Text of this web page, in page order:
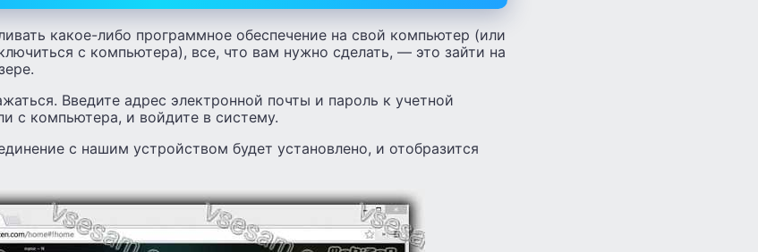
какое-либо программное обеспечение на свой компьютер (или
с компьютера), все, что вам нужно сделать, — это зайти на
Введите адрес электронной почты и пароль к учетной
с компьютера, и войдите в систему.
с нашим устройством будет установлено, и отобразится